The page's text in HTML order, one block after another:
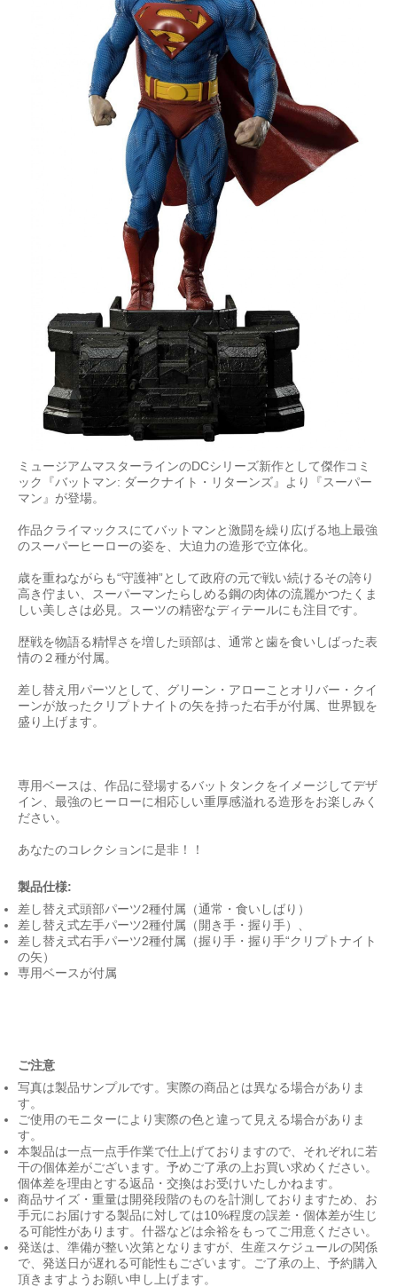
ミュージアムマスターラインのDCシリーズ新作として傑作コミ
ック『バットマン: ダークナイト・リターンズ』より『スーパー
マン』が登場。
作品クライマックスにてバットマンと激闘を繰り広げる地上最強
のスーパーヒーローの姿を、大迫力の造形で立体化。
歳を重ねながらも“守護神”として政府の元で戦い続けるその誇り
高き佇まい、スーパーマンたらしめる鋼の肉体の流麗かつたくま
しい美しさは必見。スーツの精密なディテールにも注目です。
歴戦を物語る精悍さを増した頭部は、通常と歯を食いしばった表
情の２種が付属。
差し替え用パーツとして、グリーン・アローことオリバー・クイ
ーンが放ったクリプトナイトの矢を持った右手が付属、世界観を
盛り上げます。
専用ベースは、作品に登場するバットタンクをイメージしてデザ
イン、最強のヒーローに相応しい重厚感溢れる造形をお楽しみく
ださい。
あなたのコレクションに是非！！
製品仕様:
差し替え式頭部パーツ2種付属（通常・食いしばり）
差し替え式左手パーツ2種付属（開き手・握り手）、
差し替え式右手パーツ2種付属（握り手・握り手“クリプトナイト
の矢）
専用ベースが付属
ご注意
写真は製品サンプルです。実際の商品とは異なる場合がありま
す。
ご使用のモニターにより実際の色と違って見える場合がありま
す。
本製品は一点一点手作業で仕上げておりますので、それぞれに若
干の個体差がございます。予めご了承の上お買い求めください。
個体差を理由とする返品・交換はお受けいたしかねます。
商品サイズ・重量は開発段階のものを計測しておりますため、お
手元にお届けする製品に対しては10%程度の誤差・個体差が生じ
る可能性があります。什器などは余裕をもってご用意ください。
発送は、準備が整い次第となりますが、生産スケジュールの関係
で、発送日が遅れる可能性もございます。ご了承の上、予約購入
頂きますようお願い申し上げます。